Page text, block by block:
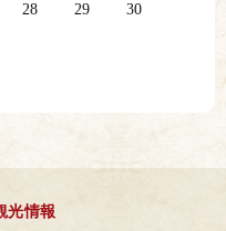
28 29
30
光情報